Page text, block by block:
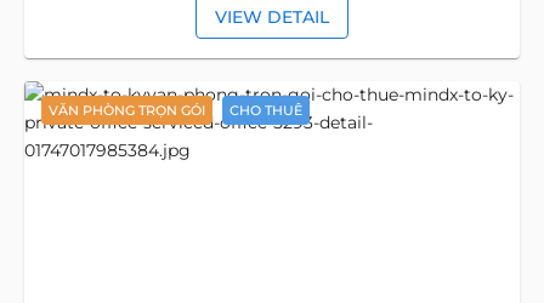
VIEW DETAIL
VĂN PHÒNG TRỌN GÓI CHO THUÊ